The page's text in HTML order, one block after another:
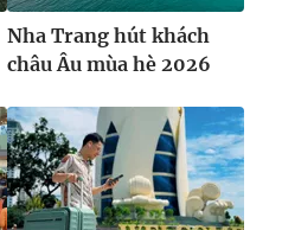
Nha Trang hút khách
châu Âu mùa hè 2026